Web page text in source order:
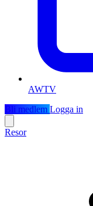
AWTV
Bli medlem Logga in
Resor